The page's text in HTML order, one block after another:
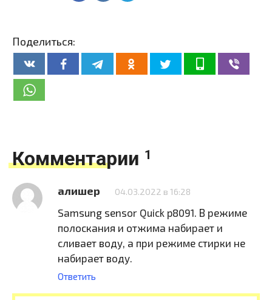
Поделиться:
Комментарии 1
алишер 04.03.2022 в 16:28
Samsung sensor Quick p8091. В режиме
полоскания и отжима набирает и
сливает воду, а при режиме стирки не
набирает воду.
Ответить